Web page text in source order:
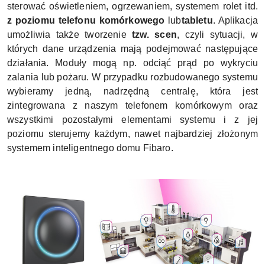
sterować oświetleniem, ogrzewaniem, systemem rolet itd.
z poziomu telefonu komórkowego
lubtabletu. Aplikacja
umożliwia także tworzenietzw. scen, czyli sytuacji, w
których dane urządzenia mają podejmować następujące
działania. Moduły mogą np. odciąć prąd po wykryciu
zalania lub pożaru. W przypadku rozbudowanego systemu
wybieramy jedną, nadrzędną centralę, która jest
zintegrowana z naszym telefonem komórkowym oraz
wszystkimi pozostałymi elementami systemu i z jej
poziomu sterujemy każdym, nawet najbardziej złożonym
systemem inteligentnego domu Fibaro.